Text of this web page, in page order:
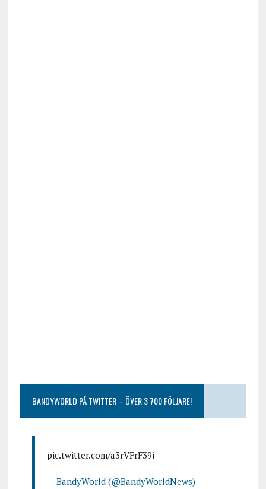
BANDYWORLD PÅ TWITTER – ÖVER 3 700 FÖLJARE!
pic.twitter.com/a3rVFrF39i
— BandyWorld (@BandyWorldNews)